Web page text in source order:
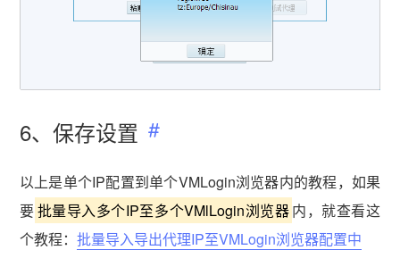
6、保存设置
以上是单个IP配置到单个VMLogin浏览器内的教程，如果
要批量导入多个IP至多个VMlLogin浏览器内，就查看这
个教程： 批量导入导出代理IP至VMLogin浏览器配置中